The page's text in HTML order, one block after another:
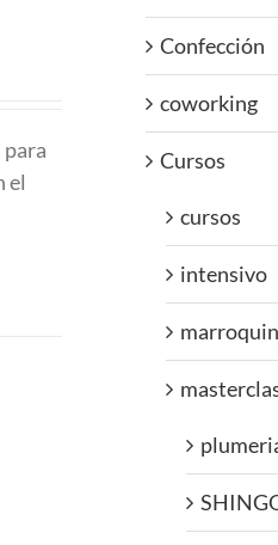
para
el
Confección
coworking
Cursos
cursos
intensivo